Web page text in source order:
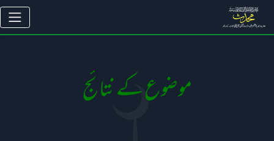
موضوع کے نتائج